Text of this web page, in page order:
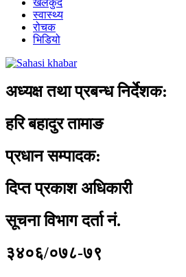
स्वास्थ्य
रोचक
भिडियो
अध्यक्ष तथा प्रबन्ध निर्देशक:
हरि बहादुर तामाङ
प्रधान सम्पादक:
दिप्त प्रकाश अधिकारी
सूचना विभाग दर्ता नं.
३४०६/०७८-७९